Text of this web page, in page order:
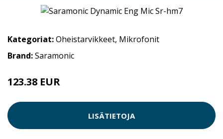
Kategoriat:Oheistarvikkeet, Mikrofonit
Brand:Saramonic
123.38 EUR
LISÄTIETOJA